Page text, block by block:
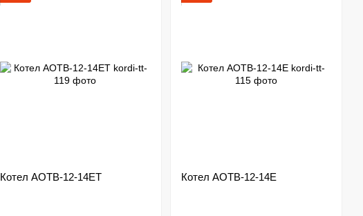
Котел АОТВ-12-14ЕТ Котел АОТВ-12-14Е